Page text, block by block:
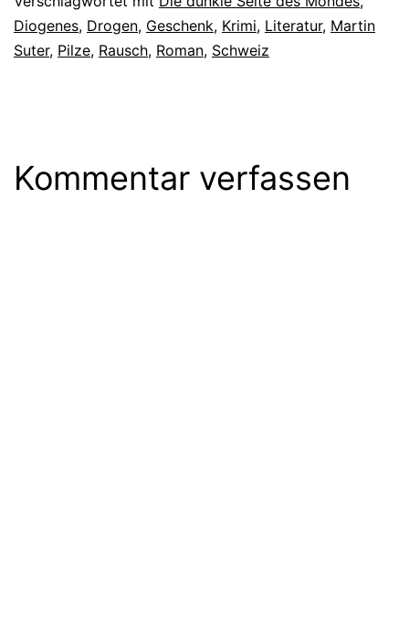
Diogenes, Drogen, Geschenk, Krimi, Literatur, Martin
Suter, Pilze, Rausch, Roman, Schweiz
Kommentar verfassen